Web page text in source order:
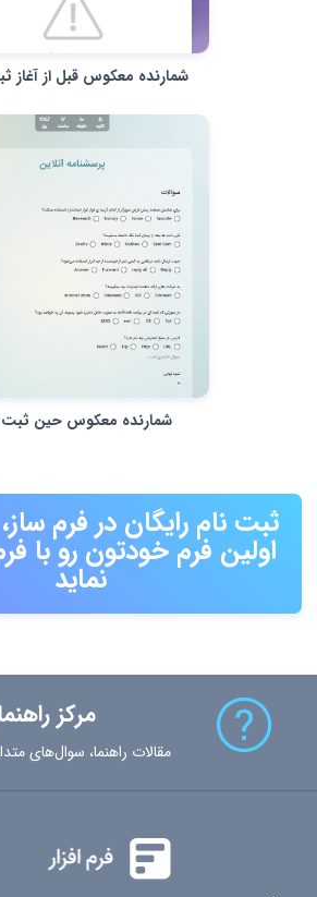
شمارنده معکوس قبل از آغاز
شمارنده معکوس حین ثبت
ثبت نام رایگان در فرم
اولین فرم خودتون رو با
نماید
مرکز
مقالات راهنما، سوال‌های